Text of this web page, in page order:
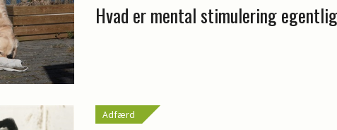
Hvad er mental stimulering
Adfærd